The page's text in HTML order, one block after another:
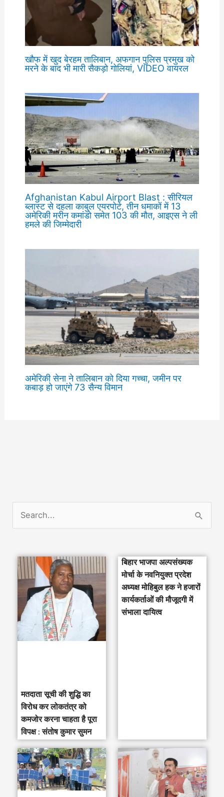
खौफ में खुद बेरहम तालिबान, अफगान पुलिस प्रमुख को
मरने के बाद भी मारी सैकड़ो गोलियां, VIDEO वायरल
Afghanistan Kabul Airport Blast : सीरियल
ब्लास्ट से दहला काबुल एयरपोर्ट, तीन धमाकों में 13
अमेरिकी मरीन कमांडो समेत 103 की मौत, आइएस ने ली
हमले की जिम्मेदारी
अमेरिकी सेना ने तालिबान को दिया गच्चा, जमीन पर
कबाड़ हो जाएंगे 73 सैन्य विमान
मतदाता सूची की शुद्धि का
विरोध कर लोकतंत्र को
कमजोर करना चाहता है पूरा
विपक्ष : संतोष कुमार सुमन
बिहार भाजपा अल्पसंख्यक
मोर्चा के नवनियुक्त प्रदेश
अध्यक्ष मोहिबुल हक ने हजारों
कार्यकर्ताओं की मौजूदगी में
संभाला दायित्व